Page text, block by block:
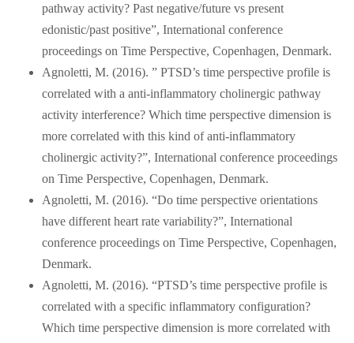
pathway activity? Past negative/future vs present
edonistic/past positive”, International conference
proceedings on Time Perspective, Copenhagen, Denmark.
Agnoletti, M. (2016). ” PTSD’s time perspective profile is
correlated with a anti-inflammatory cholinergic pathway
activity interference? Which time perspective dimension is
more correlated with this kind of anti-inflammatory
cholinergic activity?”, International conference proceedings
on Time Perspective, Copenhagen, Denmark.
Agnoletti, M. (2016). “Do time perspective orientations
have different heart rate variability?”, International
conference proceedings on Time Perspective, Copenhagen,
Denmark.
Agnoletti, M. (2016). “PTSD’s time perspective profile is
correlated with a specific inflammatory configuration?
Which time perspective dimension is more correlated with